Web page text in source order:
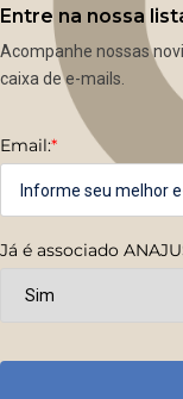
Entre na nossa
Acompanhe nossas
caixa de e-mails.
Email:*
Já é associado